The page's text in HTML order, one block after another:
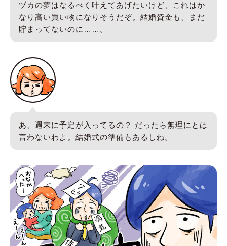
ヅカの夢はなるべく叶えてあげたいけど、これはか
なり高い買い物になりそうだぞ。結婚資金も、まだ
貯まってないのに……。
あ、週末に予定が入ってるの？ だったら無理にとは
言わないわよ。結婚式の準備もあるしね。